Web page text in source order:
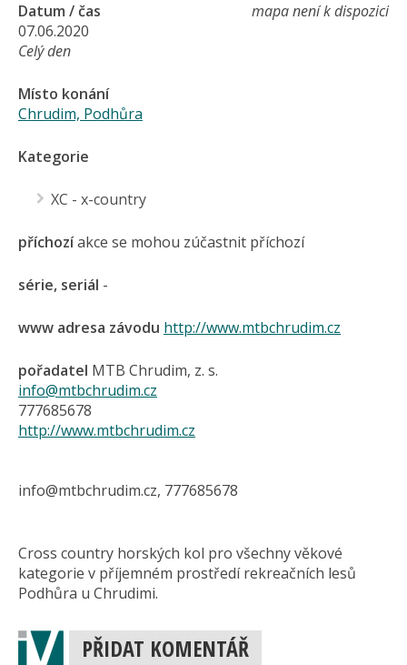
mapa není k dispozici
Datum / čas
07.06.2020
Celý den
Místo konání
Chrudim, Podhůra
Kategorie
XC - x-country
příchozíakce se mohou zúčastnit příchozí
série, seriál -
www adresa závodu http://www.mtbchrudim.cz
pořadatel MTB Chrudim, z. s.
info@mtbchrudim.cz
777685678
http://www.mtbchrudim.cz
info@mtbchrudim.cz, 777685678
Cross country horských kol pro všechny věkové
kategorie v příjemném prostředí rekreačních lesů
Podhůra u Chrudimi.
PŘIDAT KOMENTÁŘ